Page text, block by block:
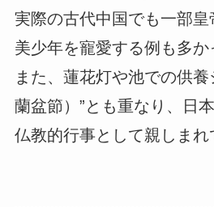
実際の古代中国でも一部
美少年を寵愛する例も多か
また、蓮花灯や池での供
蘭盆節）”とも重なり、日
仏教的行事として親しまれ